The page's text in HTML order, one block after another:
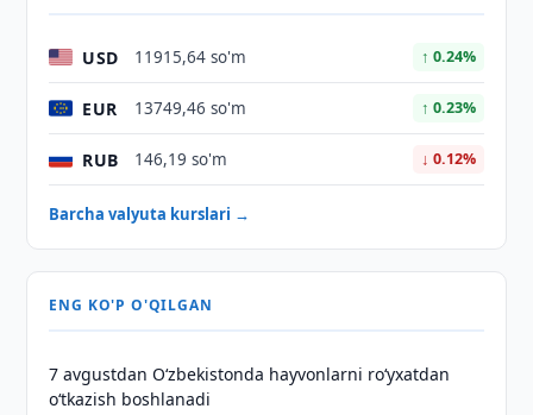
USD 11915,64 so'm ↑ 0.24%
EUR 13749,46 so'm ↑ 0.23%
RUB 146,19 so'm ↓ 0.12%
Barcha valyuta kurslari →
ENG KO'P O'QILGAN
7 avgustdan O‘zbekistonda hayvonlarni ro‘yxatdan
o‘tkazish boshlanadi